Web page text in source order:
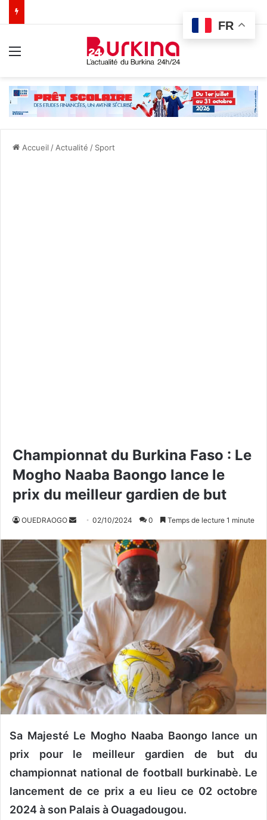
Accueil / Actualité / Sport
Championnat du Burkina Faso : Le
Mogho Naaba Baongo lance le
prix du meilleur gardien de but
OUEDRAOGO
v
e
r
u
n
c
o
u
r
e
02/10/2024 0 Temps de lecture 1 minute
Sa Majesté Le Mogho Naaba Baongo lance un
prix pour le meilleur gardien de but du
championnat national de football burkinabè. Le
lancement de ce prix a eu lieu ce 02 octobre
2024 à son Palais à Ouagadougou.
FR